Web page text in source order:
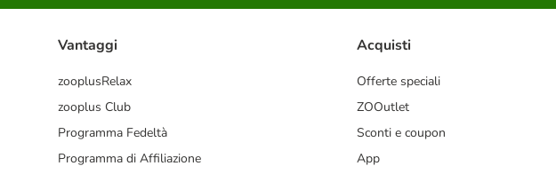
Vantaggi
zooplusRelax
zooplus Club
Programma Fedeltà
Programma di Affiliazione
Acquisti
Offerte speciali
ZOOutlet
Sconti e coupon
App